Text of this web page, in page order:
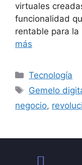
virtuales
funcionalidad
rentable para
más
Tecnología
Gemelo
negocio,